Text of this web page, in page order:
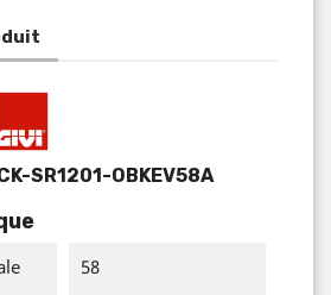
SR1201-OBKEV58A
58